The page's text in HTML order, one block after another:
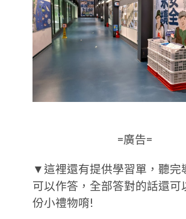
=廣告=
▼這裡還有提供學習單，聽完
可以作答，全部答對的話還可
份小禮物唷!